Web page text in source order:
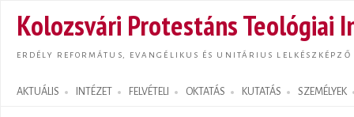
Kolozsvári Protestáns Teológiai
ERDÉLY REFORMÁTUS, EVANGÉLIKUS ÉS UNITÁRIUS LELKÉSZKÉPZŐ
AKTUÁLIS INTÉZET FELVÉTELI OKTATÁS KUTATÁS SZEMÉLYEK
Search form